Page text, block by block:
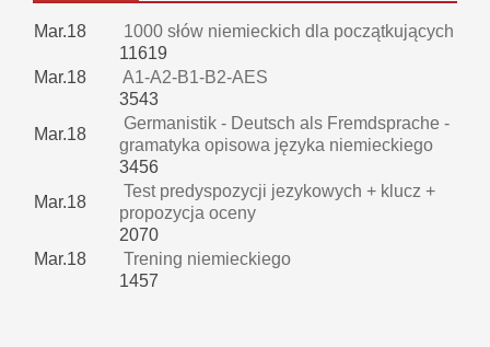
Mar.18
1000 słów niemieckich dla początkujących
11619
Mar.18
A1-A2-B1-B2-AES
3543
Mar.18
Germanistik - Deutsch als Fremdsprache -
gramatyka opisowa języka niemieckiego
3456
Mar.18
Test predyspozycji jezykowych + klucz +
propozycja oceny
2070
Mar.18
Trening niemieckiego
1457